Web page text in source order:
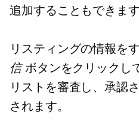
追加することもできます
リスティングの情報を
信ボタンをクリックし
リストを審査し、承認
されます。